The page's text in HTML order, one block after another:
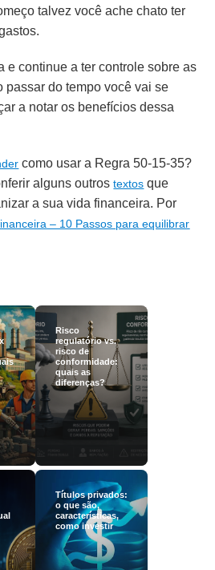
talvez você ache chato ter
e continue a ter controle sobre as
passar do tempo você vai se
a notar os benefícios dessa
como usar a Regra 50-15-35?
alguns outrostextos que
a sua vida financeira. Por
– 10 Passos para equilibrar
Risco
regulatório vs.
risco de
conformidade:
quais as
diferenças?
Títulos privados:
o que são,
características,
como investir